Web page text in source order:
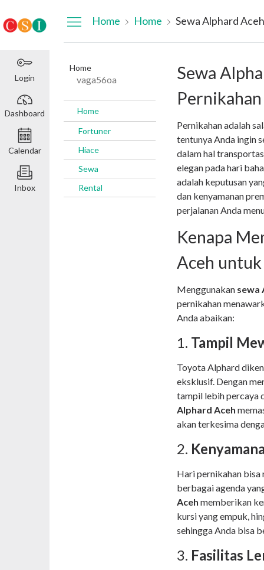
Login
Dashboard
Calendar
Inbox
Home Home
Home
vaga56oa
Home
Fortuner
Hiace
Sewa
Rental
Sewa
Pernikahan adalah
tentunya Anda ingin
dalam hal
elegan pada hari
adalah keputusan
dan kenyamanan
perjalanan Anda
Kenapa
Aceh
Menggunakan sewa
pernikahan
Anda abaikan:
1. Tampil
Toyota Alphard
eksklusif. Dengan
tampil lebih percaya
Alphard Aceh
akan terkesima
2.
Hari pernikahan bisa
berbagai agenda
Aceh memberikan
kursi yang empuk,
sehingga Anda bisa
3. Fasilitas